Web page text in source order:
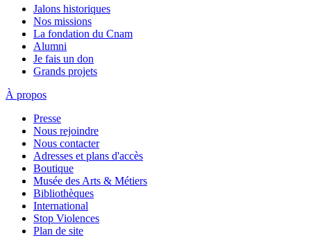
Jalons historiques
Nos missions
La fondation du Cnam
Alumni
Je fais un don
Grands projets
À propos
Presse
Nous rejoindre
Nous contacter
Adresses et plans d'accès
Boutique
Musée des Arts & Métiers
Bibliothèques
International
Stop Violences
Plan de site